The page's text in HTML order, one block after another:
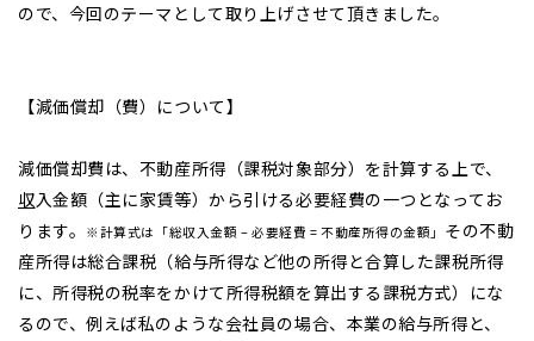
ので、今回のテーマとして取り上げさせて頂きました。
【減価償却（費）について】
減価償却費は、不動産所得（課税対象部分）を計算する上で、
収入金額（主に家賃等）から引ける必要経費の一つとなってお
ります。
※計算式は「総収入金額 – 必要経費 = 不動産所得の金額」 その不動
産所得は総合課税（給与所得など他の所得と合算した課税所得
に、所得税の税率をかけて所得税額を算出する課税方式）にな
るので、例えば私のような会社員の場合、本業の給与所得と、